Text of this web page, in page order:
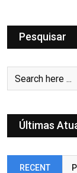
Pesquisar
Últimas
RECENT